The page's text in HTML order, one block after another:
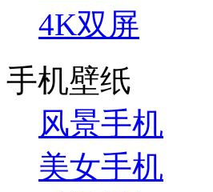
4K双屏
手机壁纸
风景手机
美女手机